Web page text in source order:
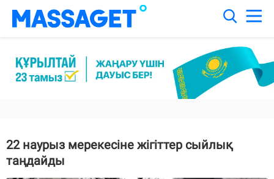
22 наурыз мерекесіне жігіттер сыйлық
таңдайды